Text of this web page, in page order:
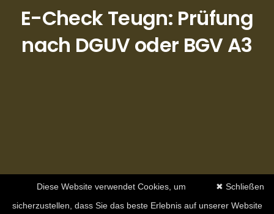
E-Check Teugn: Prüfung
nach DGUV oder BGV A3
✖ Schließen
Diese Website verwendet Cookies, um
sicherzustellen, dass Sie das beste Erlebnis auf unserer Website